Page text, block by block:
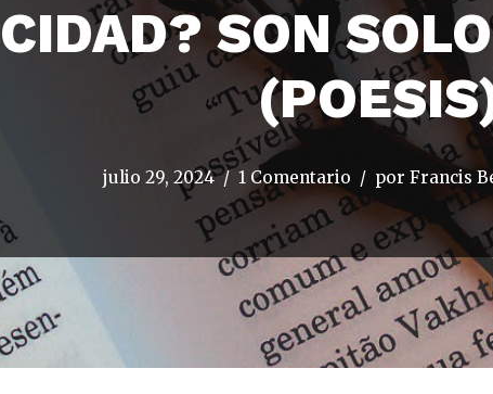
SON
julio 29, 2024 1 Comentario por Francis